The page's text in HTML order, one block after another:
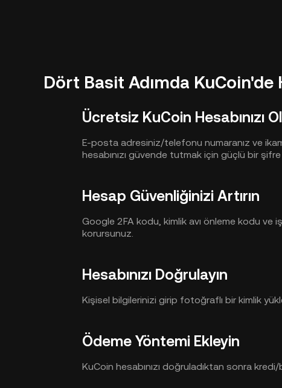
Dört Basit Adımda KuCoin'de
Ücretsiz KuCoin Hesabınızı
E-posta adresiniz/telefonu numaranız ve
hesabınızı güvende tutmak için güçlü bir
Hesap Güvenliğinizi Artırın
Google 2FA kodu, kimlik avı önleme kodu ve
korursunuz.
Hesabınızı Doğrulayın
Kişisel bilgilerinizi girip fotoğraflı bir kimlik
Ödeme Yöntemi Ekleyin
KuCoin hesabınızı doğruladıktan sonra